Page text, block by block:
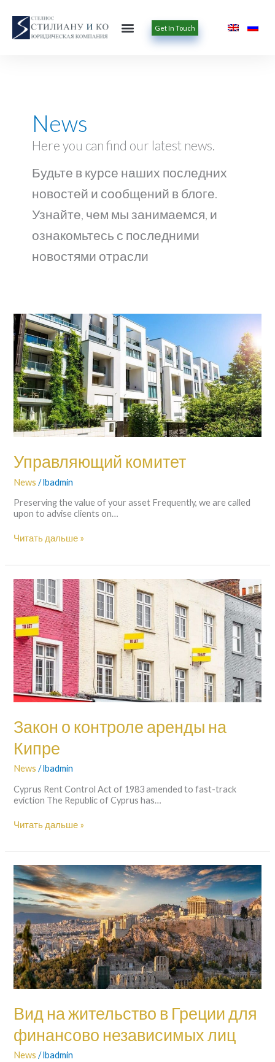
содержимому
Get In Touch
News
Here you can find our latest news.
Будьте в курсе наших последних
новостей и сообщений в блоге.
Узнайте, чем мы занимаемся, и
ознакомьтесь с последними
новостями отрасли
Управляющий комитет
News /lbadmin
Preserving the value of your asset Frequently, we are called
upon to advise clients on…
Управляющий
комитет
Читать дальше »
Закон о контроле аренды на
Кипре
News /lbadmin
Cyprus Rent Control Act of 1983 amended to fast-track
eviction The Republic of Cyprus has…
Закон
о
контроле
аренды
на
Кипре
Читать дальше »
Вид на жительство в Греции для
финансово независимых лиц
News /lbadmin
Вид
на
жительство
в
Греции
для
финансово
независимых
лиц